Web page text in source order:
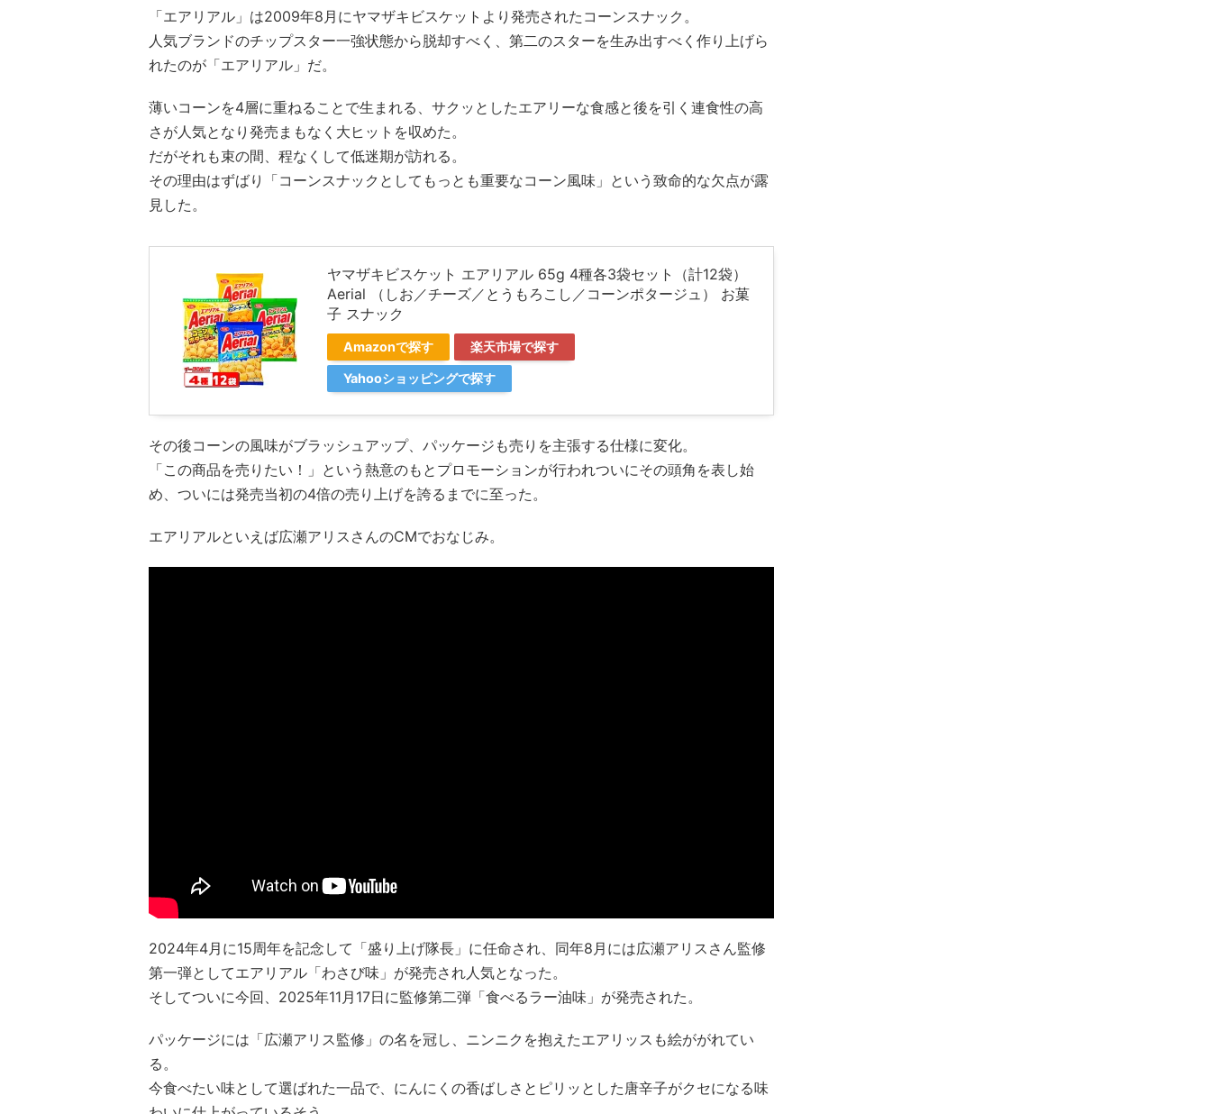
「エアリアル」は2009年8月にヤマザキビスケットより発売されたコーンスナック。
人気ブランドのチップスター一強状態から脱却すべく、第二のスターを生み出すべく作り上げら
れたのが「エアリアル」だ。
薄いコーンを4層に重ねることで生まれる、サクッとしたエアリーな食感と後を引く連食性の高
さが人気となり発売まもなく大ヒットを収めた。
だがそれも束の間、程なくして低迷期が訪れる。
その理由はずばり「コーンスナックとしてもっとも重要なコーン風味」という致命的な欠点が露
見した。
ヤマザキビスケット エアリアル 65g 4種各3袋セット（計12袋）
Aerial （しお／チーズ／とうもろこし／コーンポタージュ） お菓
子 スナック
Amazonで探す 楽天市場で探す
Yahooショッピングで探す
その後コーンの風味がブラッシュアップ、パッケージも売りを主張する仕様に変化。
「この商品を売りたい！」という熱意のもとプロモーションが行われついにその頭角を表し始
め、ついには発売当初の4倍の売り上げを誇るまでに至った。
エアリアルといえば広瀬アリスさんのCMでおなじみ。
2024年4月に15周年を記念して「盛り上げ隊長」に任命され、同年8月には広瀬アリスさん監修
第一弾としてエアリアル「わさび味」が発売され人気となった。
そしてついに今回、2025年11月17日に監修第二弾「食べるラー油味」が発売された。
パッケージには「広瀬アリス監修」の名を冠し、ニンニクを抱えたエアリッスも絵ががれてい
る。
今食べたい味として選ばれた一品で、にんにくの香ばしさとピリッとした唐辛子がクセになる味